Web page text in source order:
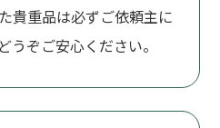
貴重品は必ずご依頼主に
うぞご安心ください。